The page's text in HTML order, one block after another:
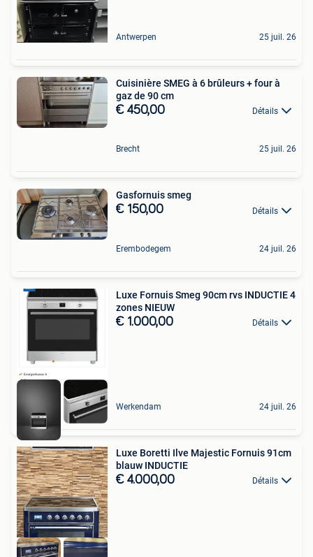
Antwerpen 25 juil. 26
Cuisinière SMEG à 6 brûleurs + four à
gaz de 90 cm
€ 450,00 Détails
Brecht 25 juil. 26
Gasfornuis smeg
€ 150,00 Détails
Erembodegem 24 juil. 26
Luxe Fornuis Smeg 90cm rvs INDUCTIE 4
zones NIEUW
€ 1.000,00 Détails
Werkendam 24 juil. 26
Luxe Boretti Ilve Majestic Fornuis 91cm
blauw INDUCTIE
€ 4.000,00 Détails